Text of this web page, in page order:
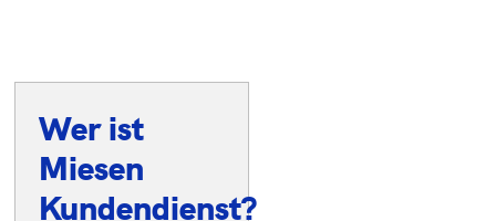
Wer ist
Miesen
Kundendienst?